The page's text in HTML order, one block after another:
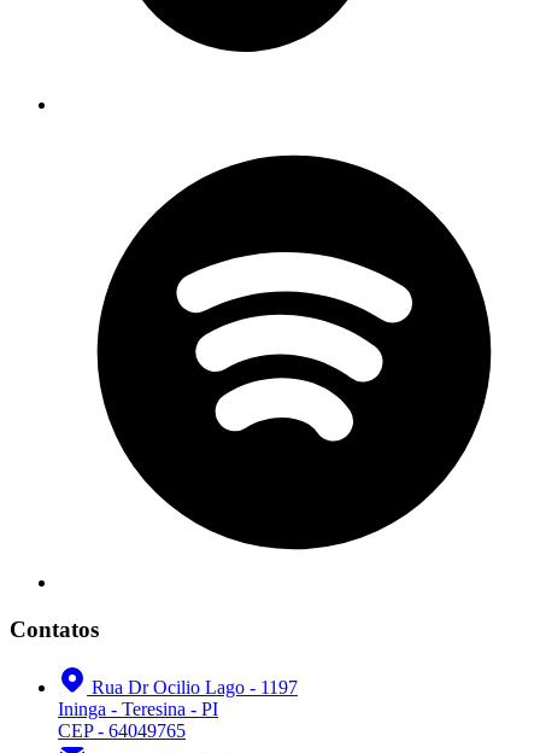
Contatos
Rua Dr Ocilio Lago - 1197
Ininga - Teresina - PI
CEP - 64049765